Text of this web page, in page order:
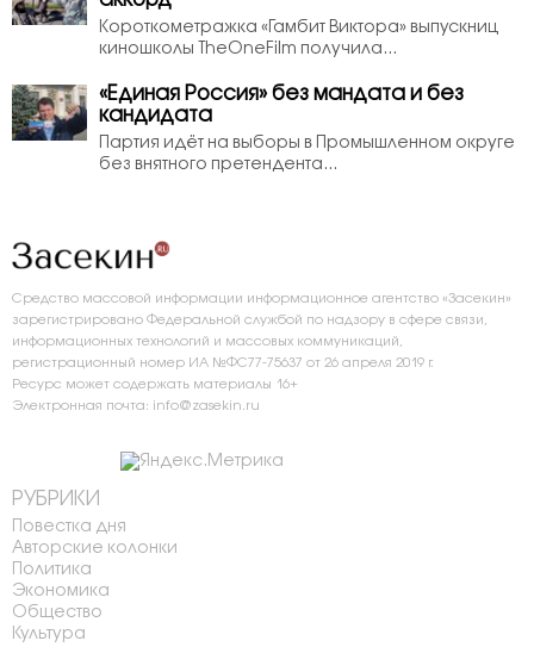
Короткометражка «Гамбит Виктора» выпускниц
киношколы TheOneFilm получила...
«Единая Россия» без мандата и без
кандидата
Партия идёт на выборы в Промышленном округе
без внятного претендента...
Средство массовой информации информационное агентство «Засекин»
зарегистрировано Федеральной службой по надзору в сфере связи,
информационных технологий и массовых коммуникаций,
регистрационный номер ИА №ФС77-75637 от 26 апреля 2019 г.
Ресурс может содержать материалы 16+
Электронная почта: info@zasekin.ru
РУБРИКИ
Повестка дня
Авторские колонки
Политика
Экономика
Общество
Культура